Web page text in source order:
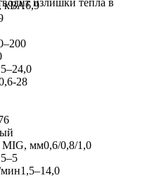
кВА6,9
28
MIG, мм0,6/0,8/1,0
мин1,5–14,0